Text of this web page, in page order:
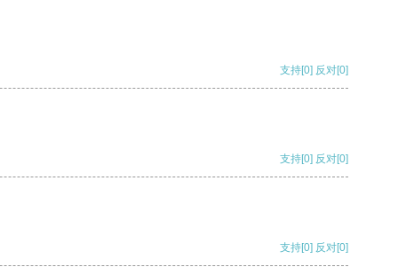
支持[0] 反对[0]
支持[0] 反对[0]
支持[0] 反对[0]